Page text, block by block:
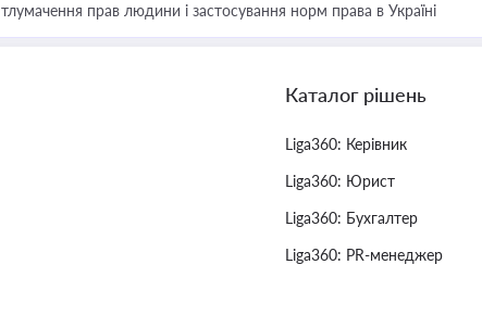
тлумачення прав людини і застосування норм права в Україні
Каталог рішень
Liga360: Керівник
Liga360: Юрист
Liga360: Бухгалтер
Liga360: PR-менеджер